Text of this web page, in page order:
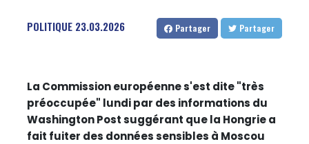
POLITIQUE 23.03.2026 Partager Partager
La Commission européenne s'est dite "très
préoccupée" lundi par des informations du
Washington Post suggérant que la Hongrie a
fait fuiter des données sensibles à Moscou